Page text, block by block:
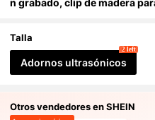
n grabado, clip de madera
ara padres en espera
Talla
Adornos ultrasónicos
2 left
Otros vendedores en SHEIN